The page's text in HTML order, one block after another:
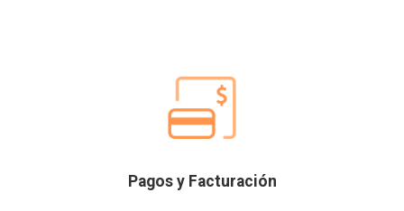
Pagos y Facturación